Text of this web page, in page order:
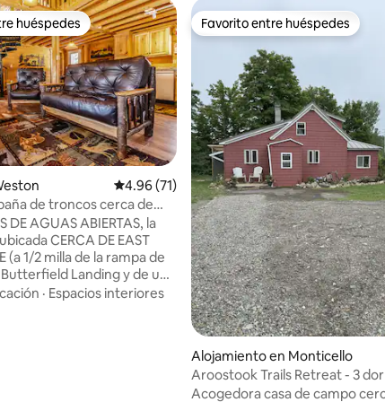
de 5, 8 reseñas
huéspedes
huéspedes
Calificación promedio: 4.96 de 5, 71 reseñas
4.96 (71)
de troncos cerca de
Maine
DE AGUAS ABIERTAS, la
CERCA DE EAST
(a 1/2 milla de la rampa de
Landing y de un
Internet de
· Espacios interiores
Favorito entre huéspedes
Favorito entre huéspedes
Alojamiento en Monticello
Aroostook Trails Retreat - 3
Acogedora casa de campo